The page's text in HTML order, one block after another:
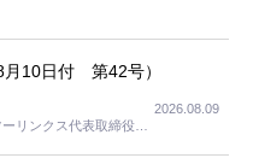
月10日付 第42号）
リンクス代表取締役社
2026.08.09